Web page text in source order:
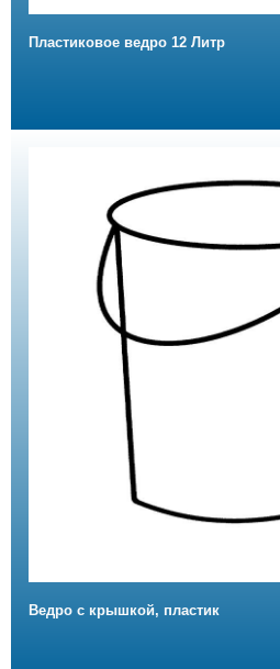
Пластиковое ведро 12 Литр
Ведро с крышкой, пластик